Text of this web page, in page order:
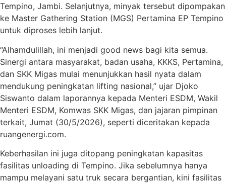
Tempino, Jambi. Selanjutnya, minyak tersebut dipompakan
ke Master Gathering Station (MGS) Pertamina EP Tempino
untuk diproses lebih lanjut.
“Alhamdulillah, ini menjadi good news bagi kita semua.
Sinergi antara masyarakat, badan usaha, KKKS, Pertamina,
dan SKK Migas mulai menunjukkan hasil nyata dalam
mendukung peningkatan lifting nasional,” ujar Djoko
Siswanto dalam laporannya kepada Menteri ESDM, Wakil
Menteri ESDM, Komwas SKK Migas, dan jajaran pimpinan
terkait, Jumat (30/5/2026), seperti diceritakan kepada
ruangenergi.com.
Keberhasilan ini juga ditopang peningkatan kapasitas
fasilitas unloading di Tempino. Jika sebelumnya hanya
mampu melayani satu truk secara bergantian, kini fasilitas